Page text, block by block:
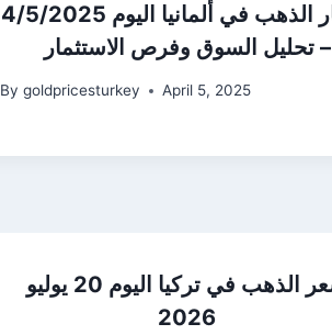
أسعار الذهب في ألمانيا اليوم 4/5/2025
– تحليل السوق وفرص الاستثمار
By goldpricesturkey April 5, 2025
سعر الذهب في تركيا اليوم 20 يوليو
2026